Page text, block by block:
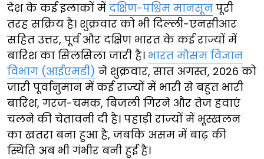
देश के कई इलाकों में दक्षिण-पश्चिम मानसून पूरी
तरह सक्रिय है। शुक्रवार को भी दिल्ली-एनसीआर
सहित उत्तर, पूर्व और दक्षिण भारत के कई राज्यों में
बारिश का सिलसिला जारी है। भारत मौसम विज्ञान
विभाग (आईएमडी) ने शुक्रवार, सात अगस्त, 2026 को
जारी पूर्वानुमान में कई राज्यों में भारी से बहुत भारी
बारिश, गरज-चमक, बिजली गिरने और तेज हवाएं
चलने की चेतावनी दी है। पहाड़ी राज्यों में भूस्खलन
का खतरा बना हुआ है, जबकि असम में बाढ़ की
स्थिति अब भी गंभीर बनी हुई है।